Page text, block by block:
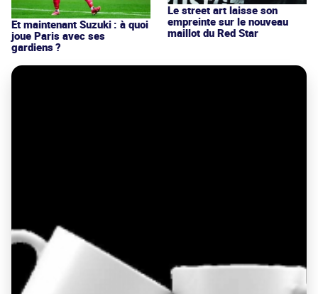
Et maintenant Suzuki : à quoi
joue Paris avec ses
gardiens ?
Le street art laisse son
empreinte sur le nouveau
maillot du Red Star